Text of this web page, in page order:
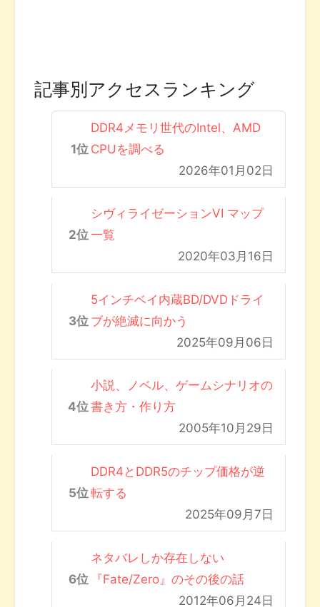
記事別アクセスランキング
DDR4メモリ世代のIntel、AMD
CPUを調べる
2026年01月02日
シヴィライゼーションVI マップ
一覧
2020年03月16日
5インチベイ内蔵BD/DVDドライ
ブが絶滅に向かう
2025年09月06日
小説、ノベル、ゲームシナリオの
書き方・作り方
2005年10月29日
DDR4とDDR5のチップ価格が逆
転する
2025年09月7日
ネタバレしか存在しない
『Fate/Zero』のその後の話
2012年06月24日